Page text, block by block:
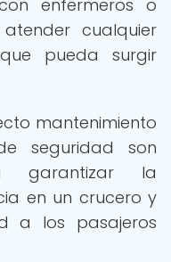
enfermeros o
cualquier
pueda surgir
mantenimiento
seguridad son
garantizar la
en un crucero y
a los pasajeros